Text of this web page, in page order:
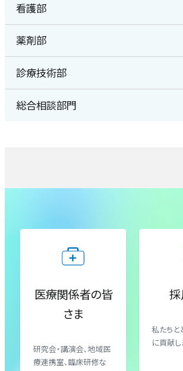
2021年
2020年
呼吸器内科
内分泌・代謝科
腎臓内科
産婦人科（産科）
産婦人科（婦人科）
医療安全管理室
感染管理室
看護部
看護部
薬剤部
薬剤部
診療技術部
放射線室
理学療法室・作業療法室・言語聴
総合相談部門
入退院支援センター
がん相談支援センター
医療関係者の皆
さま
研究会・講演会、地域医
療連携室、臨床研修な
私たち
に貢献